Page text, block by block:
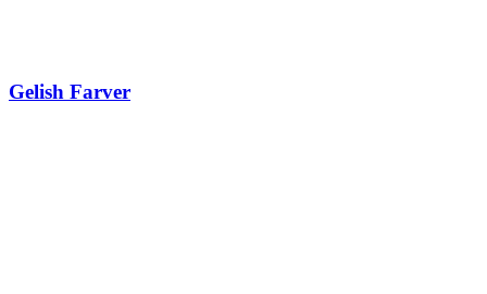
Gelish Farver